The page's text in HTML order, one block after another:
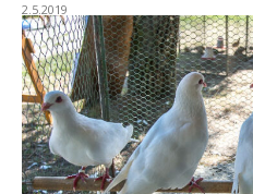
2.5.2019